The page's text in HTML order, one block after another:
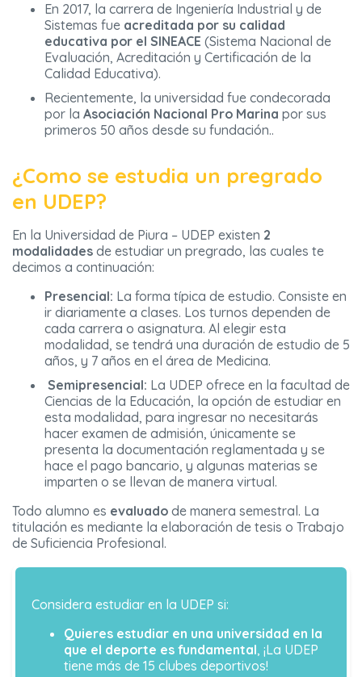
En 2017, la carrera de Ingeniería Industrial y de
Sistemas fue acreditada por su calidad
educativa por el SINEACE (Sistema Nacional de
Evaluación, Acreditación y Certificación de la
Calidad Educativa).
Recientemente, la universidad fue condecorada
por la Asociación Nacional Pro Marina por sus
primeros 50 años desde su fundación..
¿Como se estudia un pregrado
en UDEP?
En la Universidad de Piura – UDEP existen 2
modalidades de estudiar un pregrado, las cuales te
decimos a continuación:
Presencial: La forma típica de estudio. Consiste en
ir diariamente a clases. Los turnos dependen de
cada carrera o asignatura. Al elegir esta
modalidad, se tendrá una duración de estudio de 5
años, y 7 años en el área de Medicina.
Semipresencial: La UDEP ofrece en la facultad de
Ciencias de la Educación, la opción de estudiar en
esta modalidad, para ingresar no necesitarás
hacer examen de admisión, únicamente se
presenta la documentación reglamentada y se
hace el pago bancario, y algunas materias se
imparten o se llevan de manera virtual.
Todo alumno es evaluado de manera semestral. La
titulación es mediante la elaboración de tesis o Trabajo
de Suficiencia Profesional.
Considera estudiar en la UDEP si:
Quieres estudiar en una universidad en la
que el deporte es fundamental, ¡La UDEP
tiene más de 15 clubes deportivos!